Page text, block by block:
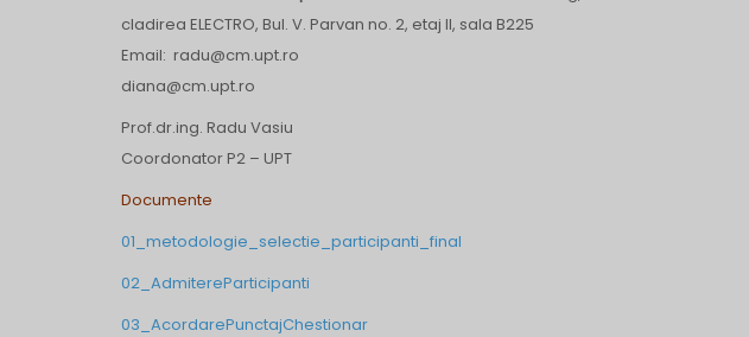
cladirea ELECTRO, Bul. V. Parvan no. 2, etaj II, sala B225
Email: radu@cm.upt.ro
diana@cm.upt.ro
Prof.dr.ing. Radu Vasiu
Coordonator P2 – UPT
Documente
01_metodologie_selectie_participanti_final
02_AdmitereParticipanti
03_AcordarePunctajChestionar